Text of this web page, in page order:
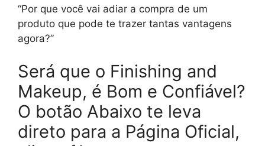
“Por que você vai adiar a compra de um
produto que pode te trazer tantas vantagens
agora?”
Será que o Finishing and
Makeup, é Bom e Confiável?
O botão Abaixo te leva
direto para a Página Oficial,